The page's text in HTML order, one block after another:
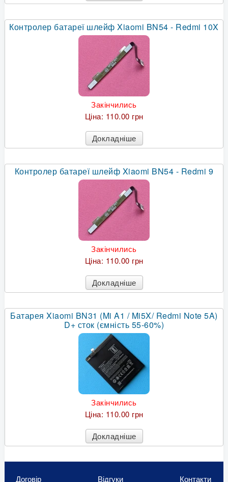
Контролер батареї шлейф Xiaomi BN54 - Redmi 10X
Закінчились
Ціна: 110.00 грн
Докладніше
Контролер батареї шлейф Xiaomi BN54 - Redmi 9
Закінчились
Ціна: 110.00 грн
Докладніше
Батарея Xiaomi BN31 (Mi A1 / Mi5X/ Redmi Note 5A)
D+ сток (ємність 55-60%)
Закінчились
Ціна: 110.00 грн
Докладніше
Договір Відгуки Контакти